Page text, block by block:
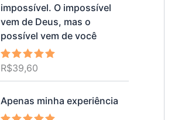
impossível. O impossível
vem de Deus, mas o
possível vem de você
Avaliação
R$39,60
Apenas minha experiência